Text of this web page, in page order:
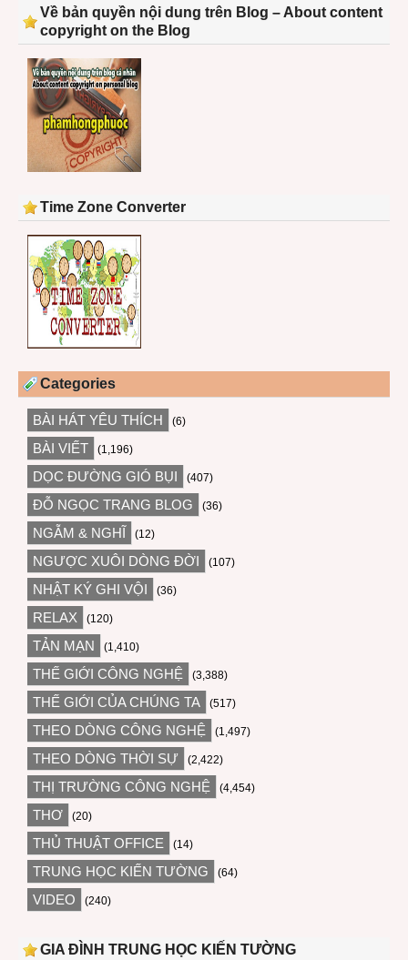
Về bản quyền nội dung trên Blog – About content
copyright on the Blog
Time Zone Converter
Categories
BÀI HÁT YÊU THÍCH (6)
BÀI VIẾT (1,196)
DỌC ĐƯỜNG GIÓ BỤI (407)
ĐỖ NGỌC TRANG BLOG (36)
NGẪM & NGHĨ (12)
NGƯỢC XUÔI DÒNG ĐỜI (107)
NHẬT KÝ GHI VỘI (36)
RELAX (120)
TẢN MẠN (1,410)
THẾ GIỚI CÔNG NGHỆ (3,388)
THẾ GIỚI CỦA CHÚNG TA (517)
THEO DÒNG CÔNG NGHỆ (1,497)
THEO DÒNG THỜI SỰ (2,422)
THỊ TRƯỜNG CÔNG NGHỆ (4,454)
THƠ (20)
THỦ THUẬT OFFICE (14)
TRUNG HỌC KIẾN TƯỜNG (64)
VIDEO (240)
GIA ĐÌNH TRUNG HỌC KIẾN TƯỜNG